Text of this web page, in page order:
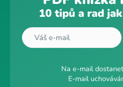
10 tipů a rad
Na e-mail
E-mail